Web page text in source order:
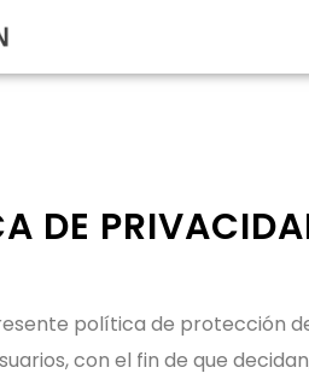
DE
política de protección
con el fin de que